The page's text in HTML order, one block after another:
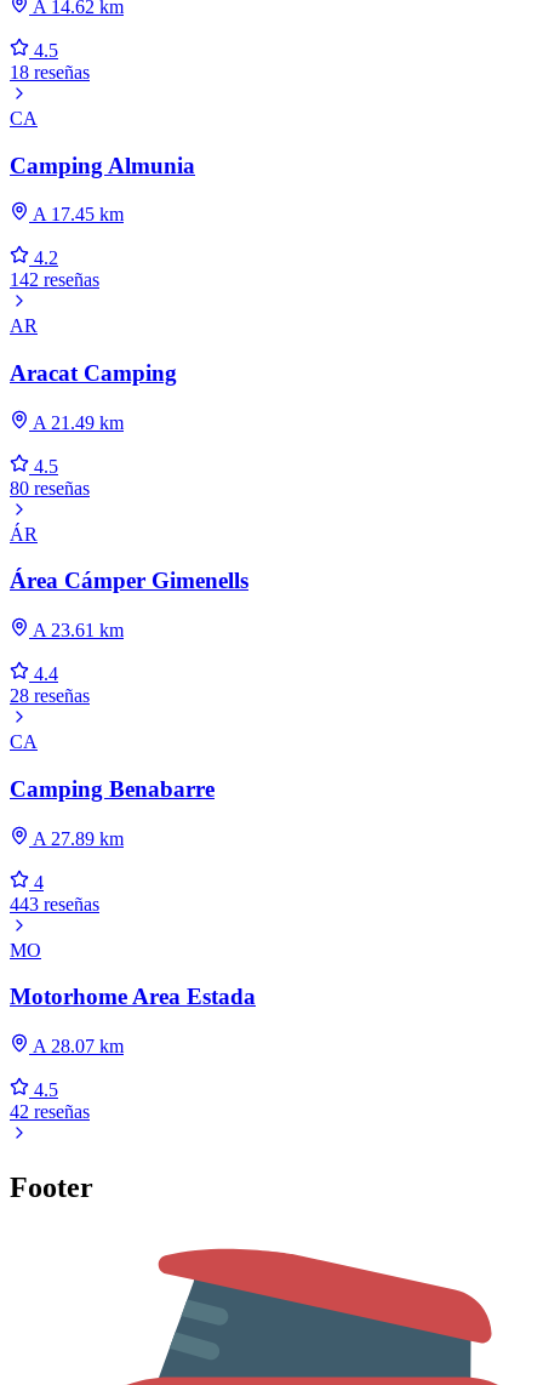
A 14.62 km
4.5
18 reseñas
CA
Camping Almunia
A 17.45 km
4.2
142 reseñas
AR
Aracat Camping
A 21.49 km
4.5
80 reseñas
ÁR
Área Cámper Gimenells
A 23.61 km
4.4
28 reseñas
CA
Camping Benabarre
A 27.89 km
4
443 reseñas
MO
Motorhome Area Estada
A 28.07 km
4.5
42 reseñas
Footer